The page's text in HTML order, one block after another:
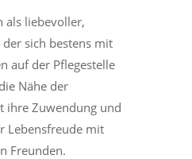
als liebevoller,
sich bestens mit
auf der Pflegestelle
Nähe der
ihre Zuwendung und
Lebensfreude mit
Freunden.